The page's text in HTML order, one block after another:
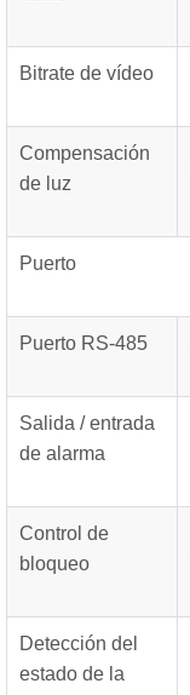
Bitrate de vídeo
Compensación
de luz
Puerto
Puerto RS-485
Salida / entrada
de alarma
Control de
bloqueo
Detección del
estado de la